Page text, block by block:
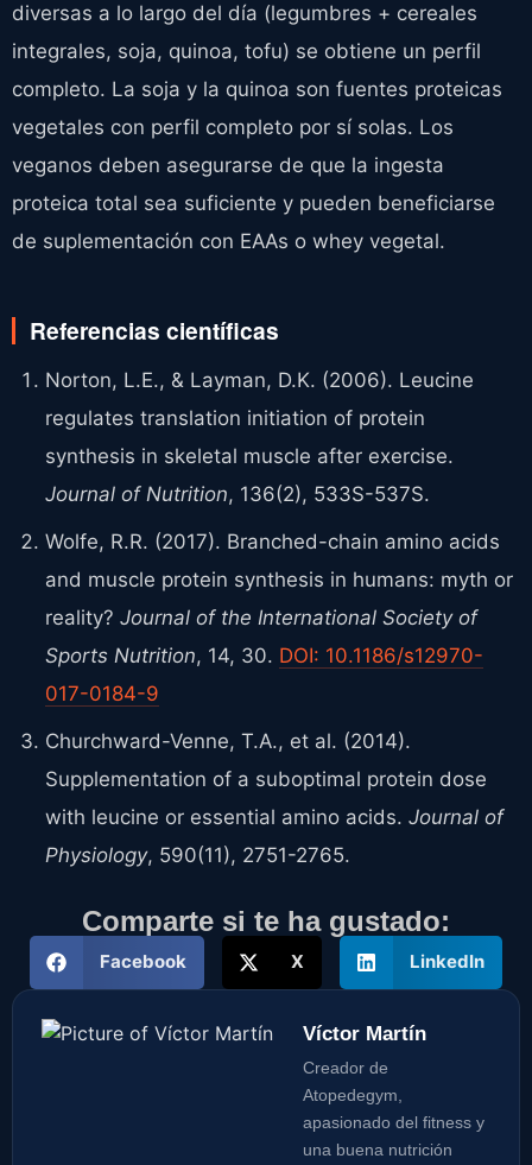
diversas a lo largo del día (legumbres + cereales
integrales, soja, quinoa, tofu) se obtiene un perfil
completo. La soja y la quinoa son fuentes proteicas
vegetales con perfil completo por sí solas. Los
veganos deben asegurarse de que la ingesta
proteica total sea suficiente y pueden beneficiarse
de suplementación con EAAs o whey vegetal.
Referencias científicas
Norton, L.E., & Layman, D.K. (2006). Leucine
regulates translation initiation of protein
synthesis in skeletal muscle after exercise.
Journal of Nutrition, 136(2), 533S-537S.
Wolfe, R.R. (2017). Branched-chain amino acids
and muscle protein synthesis in humans: myth or
reality? Journal of the International Society of
Sports Nutrition, 14, 30. DOI: 10.1186/s12970-
017-0184-9
Churchward-Venne, T.A., et al. (2014).
Supplementation of a suboptimal protein dose
with leucine or essential amino acids. Journal of
Physiology, 590(11), 2751-2765.
Comparte si te ha gustado:
Facebook X LinkedIn
Víctor Martín
Creador de
Atopedegym,
apasionado del fitness y
una buena nutrición